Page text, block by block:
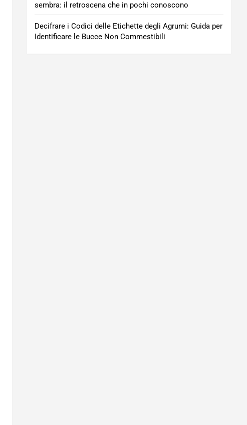
sembra: il retroscena che in pochi conoscono
Decifrare i Codici delle Etichette degli Agrumi: Guida per
Identificare le Bucce Non Commestibili